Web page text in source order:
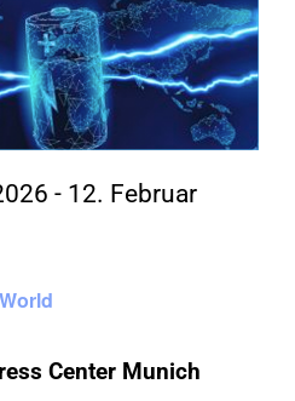
- 12. Februar
Center Munich